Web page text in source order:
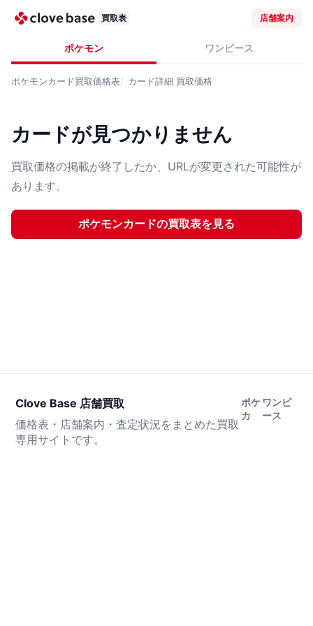
買取表 店舗案内
ポケモン ワンピース
ポケモンカード買取価格表 カード詳細 買取価格
カードが見つかりません
買取価格の掲載が終了したか、URLが変更された可能性が
あります。
ポケモンカードの買取表を見る
Clove Base 店舗買取
価格表・店舗案内・査定状況をまとめた買取
専用サイトです。
ポケ
カ
ワンピ
ース